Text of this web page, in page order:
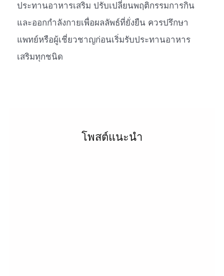
ประทานอาหารเสริม ปรับเปลี่ยนพฤติกรรมการกิน
และออกกำลังกายเพื่อผลลัพธ์ที่ยั่งยืน ควรปรึกษา
แพทย์หรือผู้เชี่ยวชาญก่อนเริ่มรับประทานอาหาร
เสริมทุกชนิด
โพสต์แนะนำ